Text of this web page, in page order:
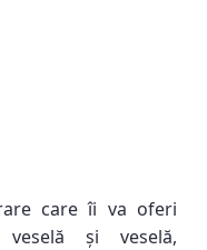
care îi va oferi
și veselă,